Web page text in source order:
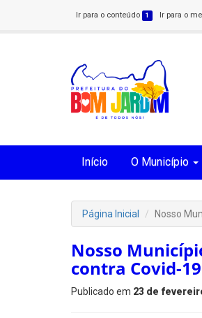
Ir para o conteúdo 1 Ir para o
Início O Município
Página Inicial Nosso
Nosso
contra Covid-
Publicado em 23 de